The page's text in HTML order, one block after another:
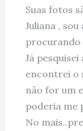
Suas fotos
Juliana ,
procurando
Já
encontrei o
não for um
poderia me
No